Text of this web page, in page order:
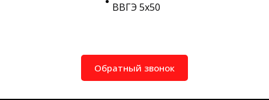
ВВГЭ 5х50
Обратный звонок